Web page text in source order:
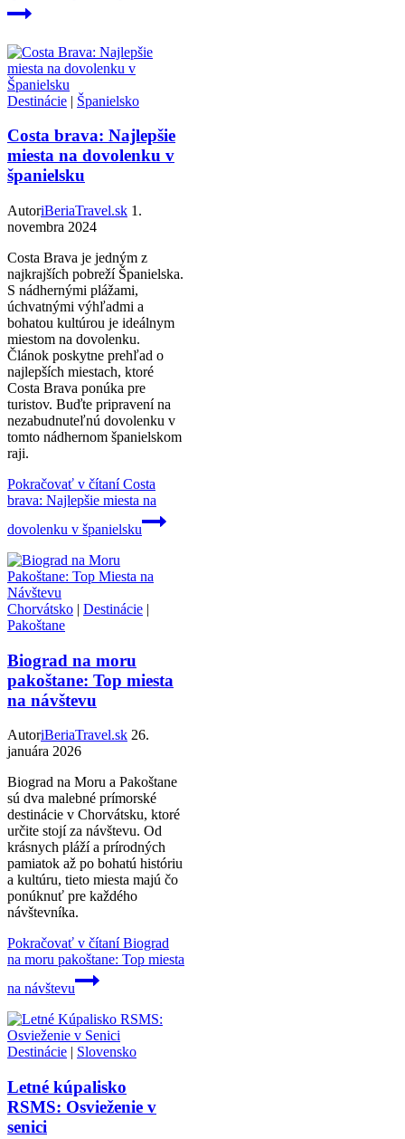
Destinácie | Španielsko
Costa brava: Najlepšie
miesta na dovolenku v
španielsku
AutoriBeriaTravel.sk 1.
novembra 2024
Costa Brava je jedným z
najkrajších pobreží Španielska.
S nádhernými plážami,
úchvatnými výhľadmi a
bohatou kultúrou je ideálnym
miestom na dovolenku.
Článok poskytne prehľad o
najlepších miestach, ktoré
Costa Brava ponúka pre
turistov. Buďte pripravení na
nezabudnuteľnú dovolenku v
tomto nádhernom španielskom
raji.
Pokračovať v čítaníCosta
brava: Najlepšie miesta na
dovolenku v španielsku
Chorvátsko | Destinácie |
Pakoštane
Biograd na moru
pakoštane: Top miesta
na návštevu
AutoriBeriaTravel.sk 26.
januára 2026
Biograd na Moru a Pakoštane
sú dva malebné prímorské
destinácie v Chorvátsku, ktoré
určite stojí za návštevu. Od
krásnych pláží a prírodných
pamiatok až po bohatú históriu
a kultúru, tieto miesta majú čo
ponúknuť pre každého
návštevníka.
Pokračovať v čítaníBiograd
na moru pakoštane: Top miesta
na návštevu
Destinácie | Slovensko
Letné kúpalisko
RSMS: Osvieženie v
senici